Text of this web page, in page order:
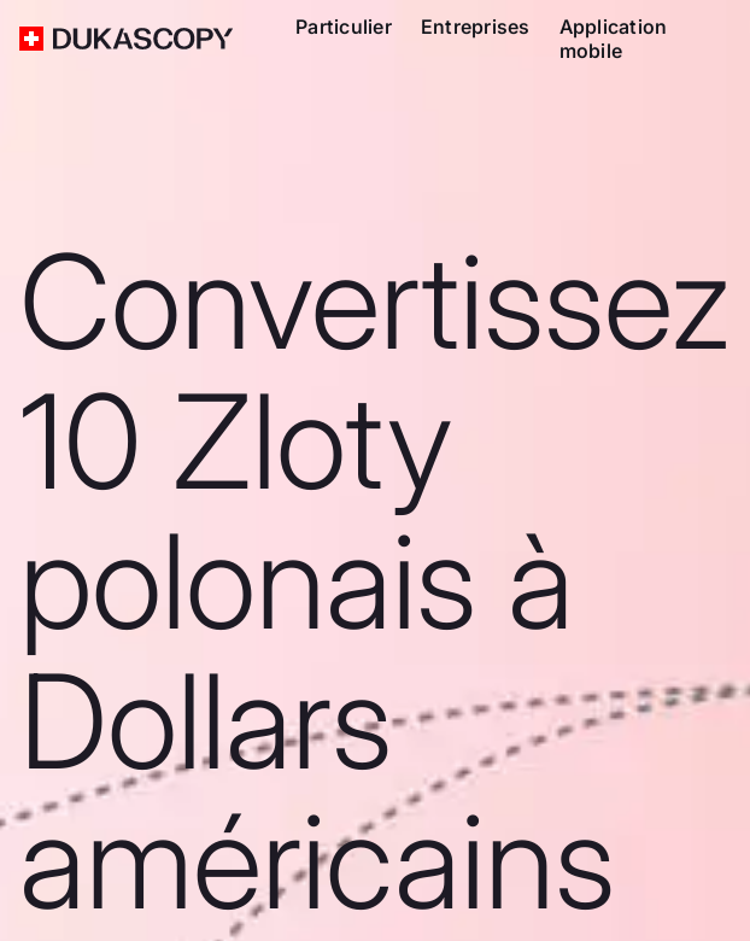
Particulier Entreprises
Application
mobile
Convertissez
10 Zloty
polonais à
Dollars
américains